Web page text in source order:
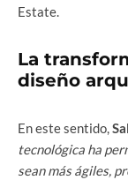
Estate.
La
diseño
En este sentido,
tecnológica ha
sean más ágiles,